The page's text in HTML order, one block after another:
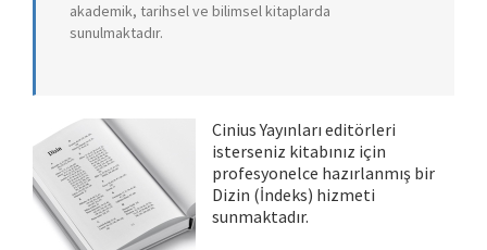
akademik, tarihsel ve bilimsel kitaplarda
sunulmaktadır.
Cinius Yayınları editörleri
isterseniz kitabınız için
profesyonelce hazırlanmış bir
Dizin (İndeks) hizmeti
sunmaktadır.